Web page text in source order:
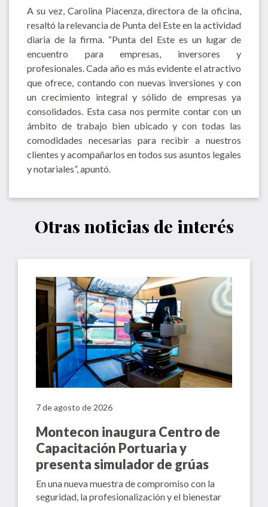
A su vez, Carolina Piacenza, directora de la oficina,
resaltó la relevancia de Punta del Este en la actividad
diaria de la firma. “Punta del Este es un lugar de
encuentro para empresas, inversores y
profesionales. Cada año es más evidente el atractivo
que ofrece, contando con nuevas inversiones y con
un crecimiento integral y sólido de empresas ya
consolidados. Esta casa nos permite contar con un
ámbito de trabajo bien ubicado y con todas las
comodidades necesarias para recibir a nuestros
clientes y acompañarlos en todos sus asuntos legales
y notariales”, apuntó.
Otras noticias de interés
7 de agosto de 2026
Montecon inaugura Centro de
Capacitación Portuaria y
presenta simulador de grúas
En una nueva muestra de compromiso con la
seguridad, la profesionalización y el bienestar